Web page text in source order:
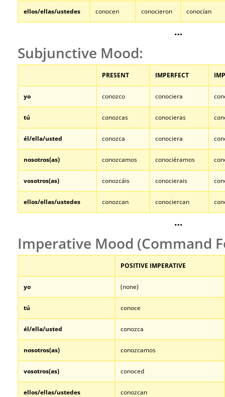
ellos/ellas/ustedes conocen conocieron conocían
…
Subjunctive Mood:
PRESENT IMPERFECT
yo conozco conociera
tú conozcas conocieras
él/ella/usted conozca conociera
nosotros(as) conozcamos conociéramos
vosotros(as) conozcáis conocierais
ellos/ellas/ustedes conozcan conociercan
…
Imperative Mood (Command
POSITIVE IMPERATIVE
yo (none)
tú conoce
él/ella/usted conozca
nosotros(as) conozcamos
vosotros(as) conoced
ellos/ellas/ustedes conozcan